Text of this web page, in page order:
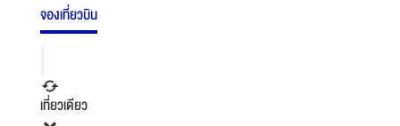
จองเที่ยวบิน
เที่ยวเดียว